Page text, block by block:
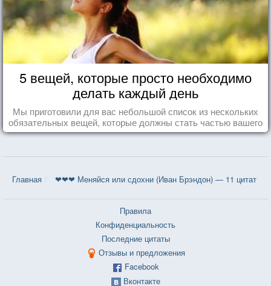
5 вещей, которые просто необходимо
делать каждый день
Мы приготовили для вас небольшой список из нескольких
обязательных вещей, которые должны стать частью вашего
дня.
Главная ❤❤❤ Меняйся или сдохни (Иван Брэндон) — 11 цитат
Правила
Конфиденциальность
Последние цитаты
Отзывы и предложения
Facebook
Вконтакте